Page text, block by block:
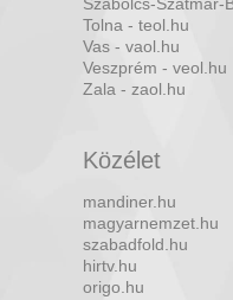
Tolna - teol.hu
Vas - vaol.hu
Veszprém - veol.hu
Zala - zaol.hu
Közélet
mandiner.hu
magyarnemzet.hu
szabadfold.hu
hirtv.hu
origo.hu